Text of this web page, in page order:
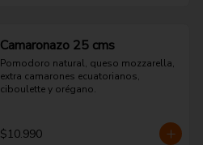
Camaronazo 25 cms
Pomodoro natural, queso mozzarella,
extra camarones ecuatorianos,
ciboulette y orégano.
$10.990